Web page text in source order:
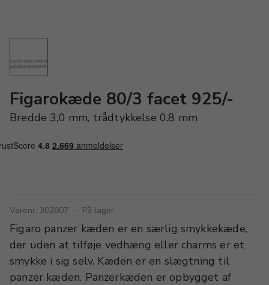
Figarokæde 80/3 facet 925/-
Bredde 3,0 mm, trådtykkelse 0,8 mm
Varenr. 302607 – På lager
Figaro panzer kæden er en særlig smykkekæde,
der uden at tilføje vedhæng eller charms er et
smykke i sig selv. Kæden er en slægtning til
panzer kæden. Panzerkæden er opbygget af